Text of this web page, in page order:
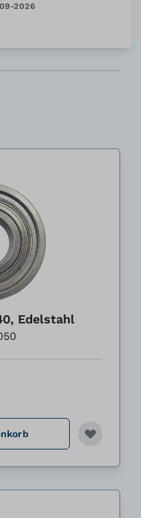
2026
Edelstahl